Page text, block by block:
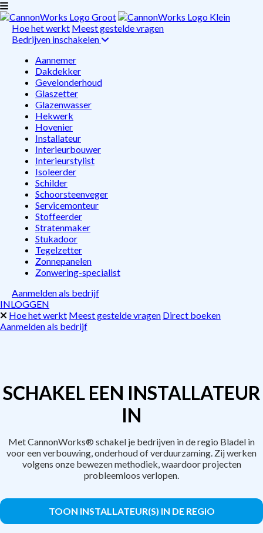
Hoe het werkt Meest gestelde vragen
Bedrijven inschakelen
Aannemer
Dakdekker
Gevelonderhoud
Glaszetter
Glazenwasser
Hekwerk
Hovenier
Installateur
Interieurbouwer
Interieurstylist
Isoleerder
Schilder
Schoorsteenveger
Servicemonteur
Stoffeerder
Stratenmaker
Stukadoor
Tegelzetter
Zonnepanelen
Zonwering-specialist
Aanmelden als bedrijf
INLOGGEN
Hoe het werkt Meest gestelde vragen Direct boeken
Aanmelden als bedrijf
SCHAKEL EEN INSTALLATEUR
IN
Met CannonWorks® schakel je bedrijven in de regio Bladel in
voor een verbouwing, onderhoud of verduurzaming. Zij werken
volgens onze bewezen methodiek, waardoor projecten
probleemloos verlopen.
TOON INSTALLATEUR(S) IN DE REGIO